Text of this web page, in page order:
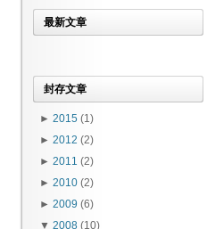
最新文章
封存文章
► 2015 (1)
► 2012 (2)
► 2011 (2)
► 2010 (2)
► 2009 (6)
▼ 2008 (10)